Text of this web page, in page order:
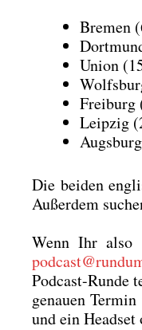
Bre­men
Uni­on
Frei­burg
Leip­zig
Die bei­den
Außer­dem
Wenn Ihr also
Pod­cast-Run­de
genau­en
und ein